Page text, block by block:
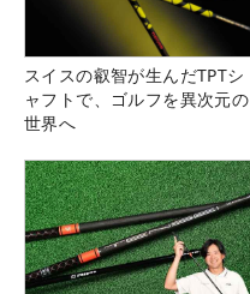
スイスの叡智が生んだTPTシ
ャフトで、ゴルフを異次元の
世界へ